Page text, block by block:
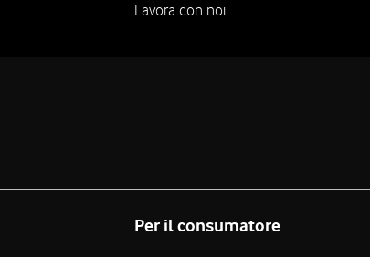
Lavora con noi
Per il consumatore